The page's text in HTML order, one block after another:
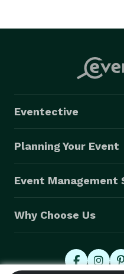
Eventective
Planning Your Event
Event Management
Why Choose Us